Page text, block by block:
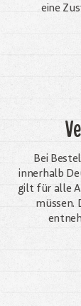
eine
Bei
innerhalb
gilt für alle
müssen.